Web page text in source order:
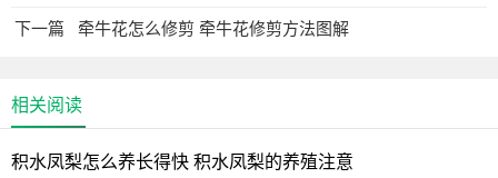
下一篇 牵牛花怎么修剪 牵牛花修剪方法图解
相关阅读
积水凤梨怎么养长得快 积水凤梨的养殖注意